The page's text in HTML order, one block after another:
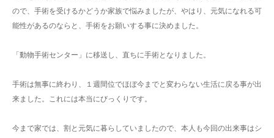
ので、手術を受けるかどうか家族で悩みましたが、やはり、元気になれる可
能性があるのならと、手術をお願いする事に決めました。
「動物手術センター」に移送し、直ちに手術となりました。
手術は無事に終わり、１週間位でほぼ今までと変わらない生活に戻る事が出
来ました。これには本当にびっくりです。
今まで家では、割と元気に暮らしていましたので、本人も今回の出来事はシ